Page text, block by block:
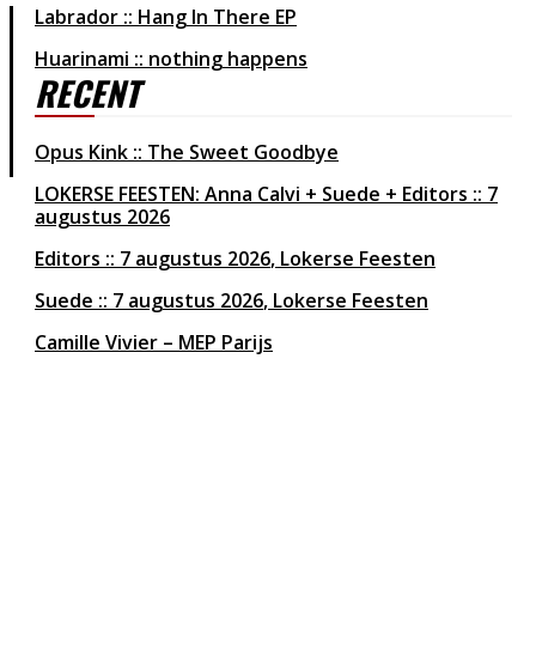
Labrador :: Hang In There EP
Huarinami :: nothing happens
RECENT
Opus Kink :: The Sweet Goodbye
LOKERSE FEESTEN: Anna Calvi + Suede + Editors :: 7
augustus 2026
Editors
7 augustus 2026 Lokerse Feesten
Suede
7 augustus 2026 Lokerse Feesten
Camille Vivier – MEP Parijs